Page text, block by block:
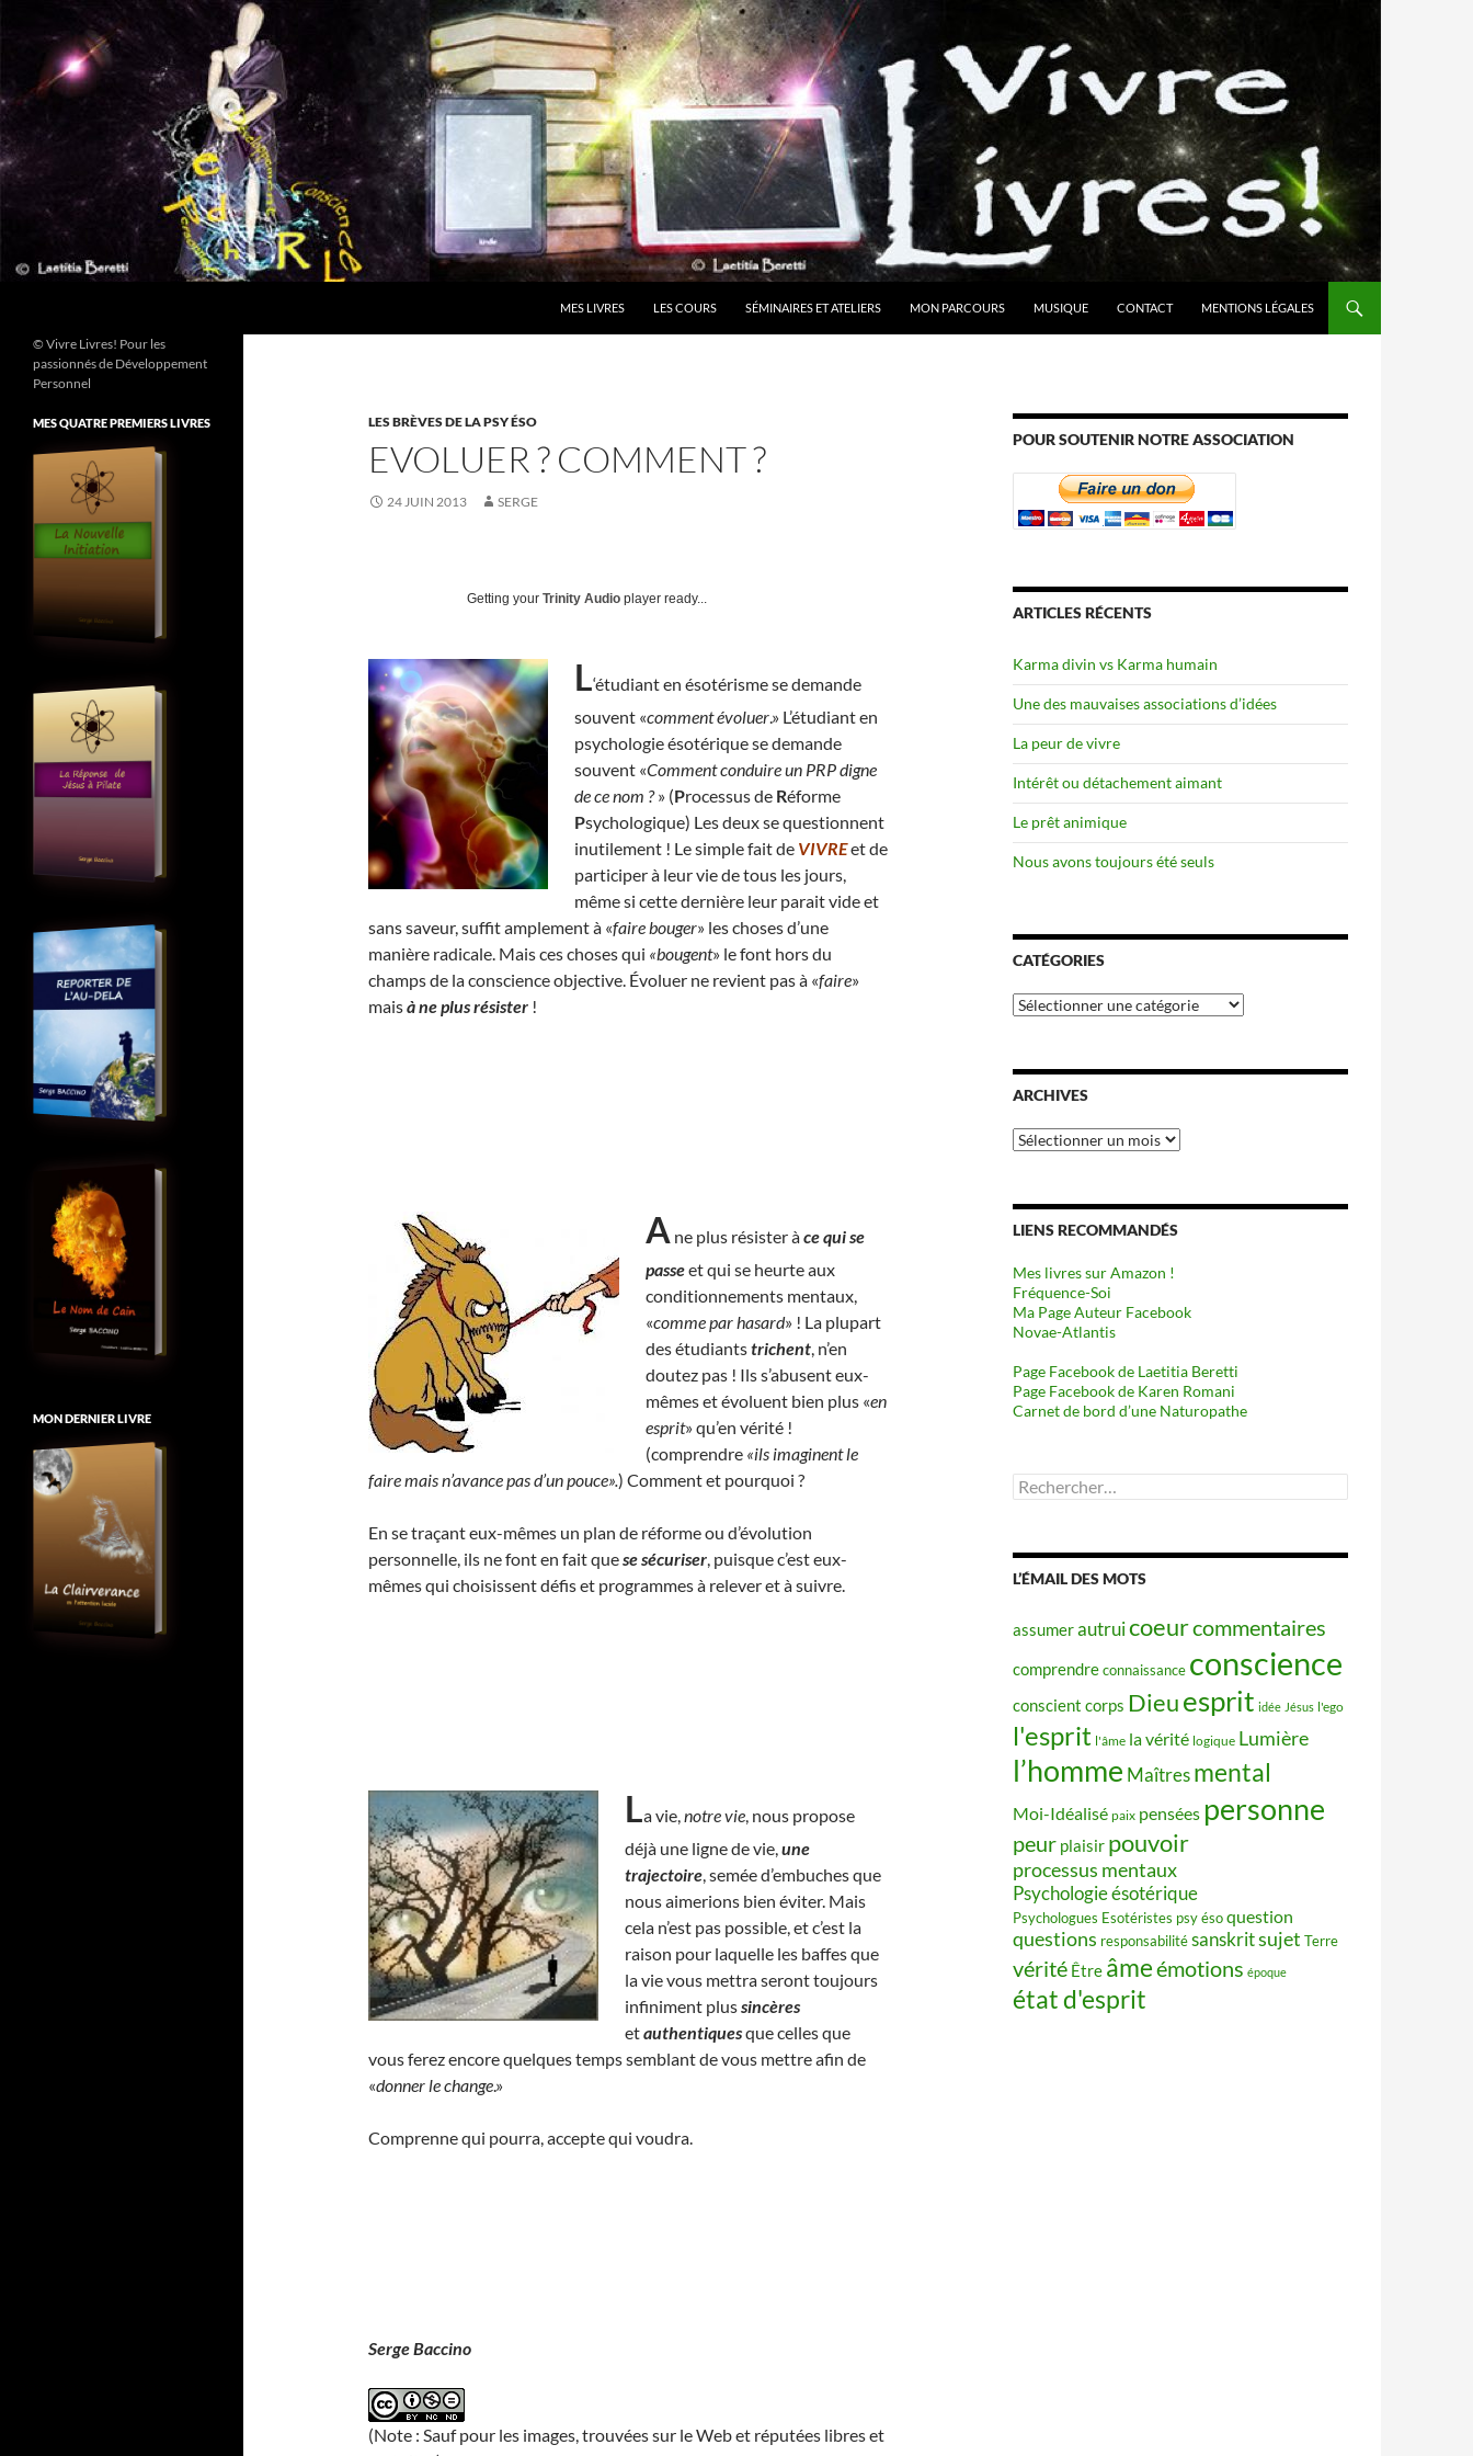
contenu
MES LIVRES LES COURS SÉMINAIRES ET ATELIERS MON PARCOURS MUSIQUE CONTACT MENTIONS LÉGALES
LES BRÈVES DE LA PSY ÉSO
EVOLUER ? COMMENT ?
24 JUIN 2013 SERGE
Getting your Trinity Audio player ready...
L‘étudiant en ésotérisme se demande
souvent «comment évoluer.» L’étudiant en
psychologie ésotérique se demande
souvent «Comment conduire un PRP digne
de ce nom ?» (Processus de Réforme
Psychologique) Les deux se questionnent
inutilement ! Le simple fait de VIVREet de
participer à leur vie de tous les jours,
même si cette dernière leur parait vide et
sans saveur, suffit amplement à «faire bouger» les choses d’une
manière radicale. Mais ces choses qui «bougent» le font hors du
champs de la conscience objective. Évoluer ne revient pas à «faire»
maisà ne plus résister !
A ne plus résister àce qui se
passeet qui se heurte aux
conditionnements mentaux,
«comme par hasard» ! La plupart
des étudiantstrichent, n’en
doutez pas ! Ils s’abusent eux-
mêmes et évoluent bien plus «en
esprit» qu’en vérité !
(comprendre «ils imaginent le
faire mais n’avance pas d’un pouce».) Comment et pourquoi ?
En se traçant eux-mêmes un plan de réforme ou d’évolution
personnelle, ils ne font en fait quese sécuriser, puisque c’est eux-
mêmes qui choisissent défis et programmes à relever et à suivre.
La vie,notre vie, nous propose
déjà une ligne de vie,une
trajectoire, semée d’embuches que
nous aimerions bien éviter. Mais
cela n’est pas possible, et c’est la
raison pour laquelle les baffes que
la vie vous mettra seront toujours
infiniment plussincères
etauthentiquesque celles que
vous ferez encore quelques temps semblant de vous mettre afin de
«donner le change.»
Comprenne qui pourra, accepte qui voudra.
Serge Baccino
(Note : Sauf pour les images, trouvées sur le Web et réputées libres et
POUR SOUTENIR NOTRE ASSOCIATION
ARTICLES RÉCENTS
Karma divin vs Karma humain
Une des mauvaises associations d’idées
La peur de vivre
Intérêt ou détachement aimant
Le prêt animique
Nous avons toujours été seuls
CATÉGORIES
Catégories
ARCHIVES
Archives
LIENS RECOMMANDÉS
Mes livres sur Amazon !
Fréquence-Soi
Ma Page Auteur Facebook
Novae-Atlantis
Page Facebook de Laetitia Beretti
Page Facebook de Karen Romani
Carnet de bord d’une Naturopathe
Rechercher :
L’ÉMAIL DES MOTS
assumerautruicoeurcommentaires
comprendreconnaissance conscience
conscient corps Dieuesprit idée Jésus l'ego
l'esprit l'âme la vérité logique Lumière
l’homme Maîtres mental
Moi-Idéalisé paix pensées personne
peur plaisir pouvoir
processus mentaux
Psychologie ésotérique
Psychologues Esotéristes psy ésoquestion
questions responsabilitésanskritsujet Terre
vérité Être âmeémotions époque
état d'esprit
© Vivre Livres! Pour les
passionnés de Développement
Personnel
MES QUATRE PREMIERS LIVRES
MON DERNIER LIVRE